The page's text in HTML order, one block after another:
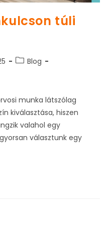
túli
PostBlog
munka látszólag
kiválasztása, hiszen
valahol egy
választunk egy